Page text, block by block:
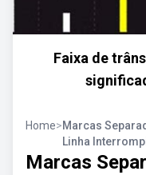
Faixa de
Home>Marcas
Linha
Marcas